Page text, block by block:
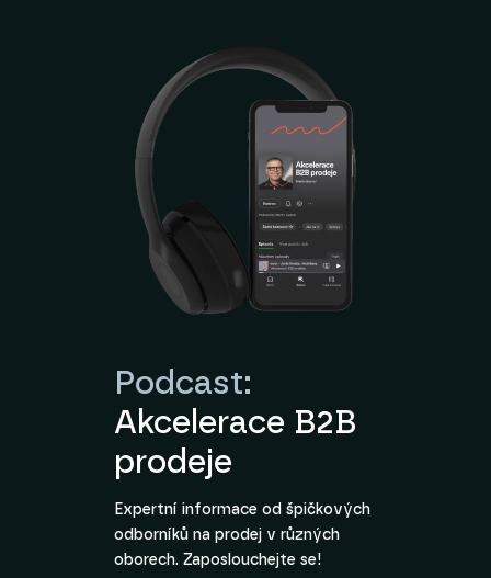
Podcast:
Akcelerace B2B
prodeje
Expertní informace od špičkových
odborníků na prodej v různých
oborech. Zaposlouchejte se!